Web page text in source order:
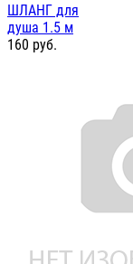
ШЛАНГ для
душа 1.5 м
160 руб.